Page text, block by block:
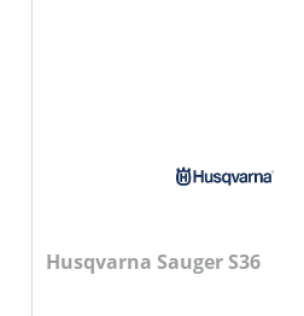
Husqvarna Sauger S36